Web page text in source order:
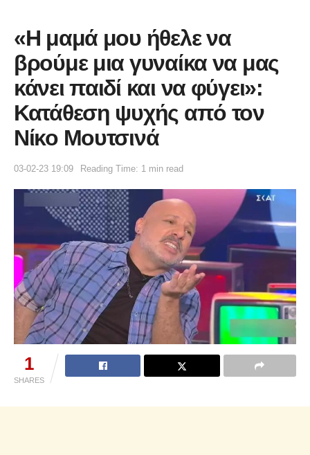
«Η μαμά μου ήθελε να
βρούμε μια γυναίκα να μας
κάνει παιδί και να φύγει»:
Κατάθεση ψυχής από τον
Νίκο Μουτσινά
03-02-23 19:09 Reading Time: 1 min read
1
SHARES